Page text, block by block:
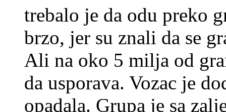
trebalo je da odu preko
brzo, jer su znali da se
Ali na oko 5 milja od
da usporava. Vozac je
opadala. Grupa je sa